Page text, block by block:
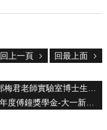
回上一頁 回最上面